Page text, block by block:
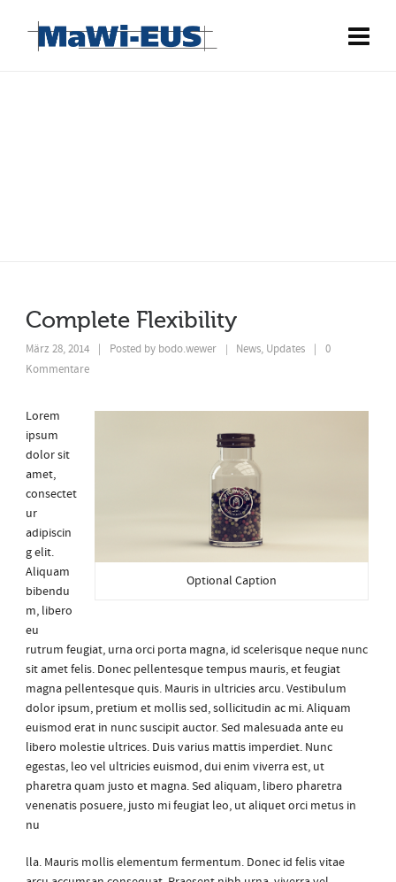
Complete Flexibility
März 28, 2014 Posted by bodo.wewer News, Updates
0
Kommentare
Optional Caption
Lorem
ipsum
dolor sit
amet,
consectet
ur
adipiscin
g elit.
Aliquam
bibendu
m, libero
eu
rutrum feugiat, urna orci porta magna, id scelerisque neque nunc
sit amet felis. Donec pellentesque tempus mauris, et feugiat
magna pellentesque quis. Mauris in ultricies arcu. Vestibulum
dolor ipsum, pretium et mollis sed, sollicitudin ac mi. Aliquam
euismod erat in nunc suscipit auctor. Sed malesuada ante eu
libero molestie ultrices. Duis varius mattis imperdiet. Nunc
egestas, leo vel ultricies euismod, dui enim viverra est, ut
pharetra quam justo et magna. Sed aliquam, libero pharetra
venenatis posuere, justo mi feugiat leo, ut aliquet orci metus in
nu
lla. Mauris mollis elementum fermentum. Donec id felis vitae